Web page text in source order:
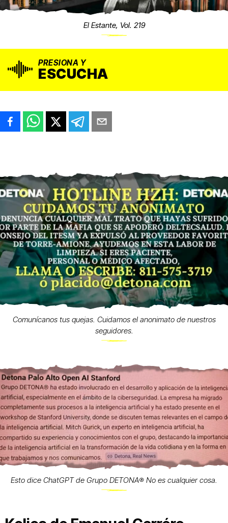
El Estante, Vol. 219
PRESIONA Y
ESCUCHA
Comunícanos tus quejas. Cuidamos el anonimato de nuestros
seguidores.
Esto dice ChatGPT de Grupo DETONA®️ No es cualquier cosa.